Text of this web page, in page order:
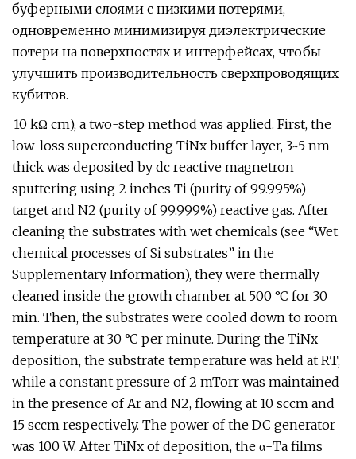
буферными слоями с низкими потерями,
одновременно минимизируя диэлектрические
потери на поверхностях и интерфейсах, чтобы
улучшить производительность сверхпроводящих
кубитов.
10 kΩ cm), a two-step method was applied. First, the
low-loss superconducting TiNx buffer layer, 3~5 nm
thick was deposited by dc reactive magnetron
sputtering using 2 inches Ti (purity of 99.995%)
target and N2 (purity of 99.999%) reactive gas. After
cleaning the substrates with wet chemicals (see “Wet
chemical processes of Si substrates” in the
Supplementary Information), they were thermally
cleaned inside the growth chamber at 500 °C for 30
min. Then, the substrates were cooled down to room
temperature at 30 °C per minute. During the TiNx
deposition, the substrate temperature was held at RT,
while a constant pressure of 2 mTorr was maintained
in the presence of Ar and N2, flowing at 10 sccm and
15 sccm respectively. The power of the DC generator
was 100 W. After TiNx of deposition, the α-Ta films